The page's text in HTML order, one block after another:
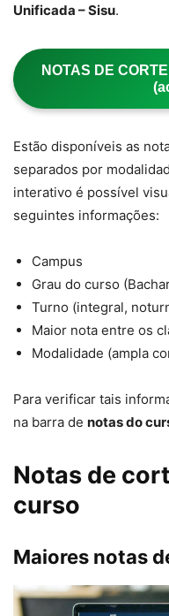
Unificada – Sisu.
NOTAS DE
Estão disponíveis as
separados por
interativo é possível
seguintes informações:
Campus
Grau do curso
Turno (integral,
Maior nota entre os
Modalidade (ampla
Para verificar tais
na barra de notas do
Notas de
curso
Maiores notas